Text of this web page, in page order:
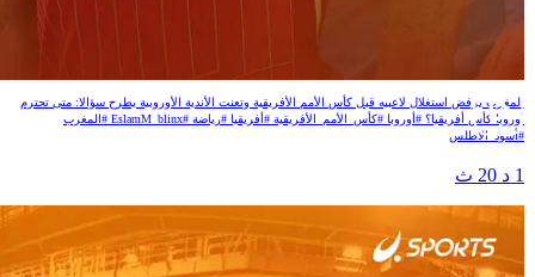
المغرب يرفض استغلال لاعبيه قبل كأس الأمم الأفريقية وتعنت الأندية الأوروبية يطرح سؤالا: متى تحترم
أوروبا كأس أفريقيا؟ #أوروبا #كأس_الأمم_الأفريقية #أفريقيا #رياضة #EslamM_blinx #المغرب
#أسود_الأطلس